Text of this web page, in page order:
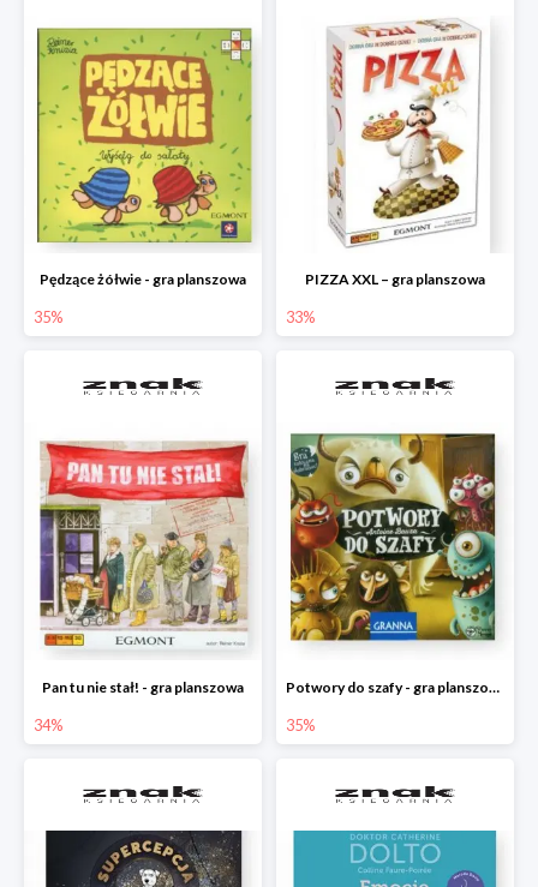
Pędzące żółwie - gra planszowa
35%
PIZZA XXL – gra planszowa
33%
Pan tu nie stał! - gra planszowa
34%
Potwory do szafy - gra planszowa
35%